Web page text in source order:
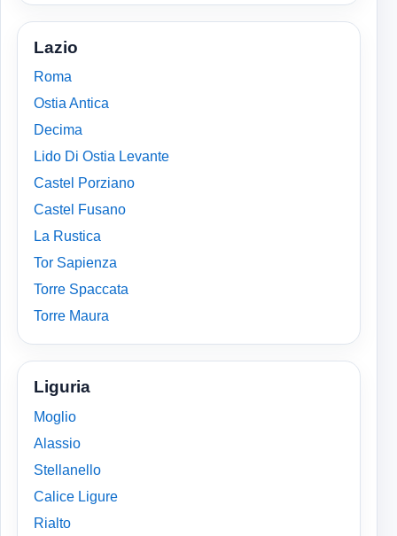
Lazio
Roma
Ostia Antica
Decima
Lido Di Ostia Levante
Castel Porziano
Castel Fusano
La Rustica
Tor Sapienza
Torre Spaccata
Torre Maura
Liguria
Moglio
Alassio
Stellanello
Calice Ligure
Rialto